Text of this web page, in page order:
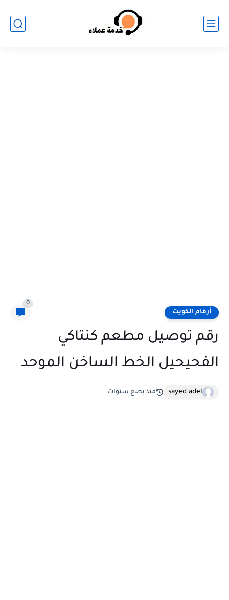
أرقام الكويت
0
رقم توصيل مطعم كنتاكي
الفحيحيل الخط الساخن الموحد
sayed adel منذ بضع سنوات